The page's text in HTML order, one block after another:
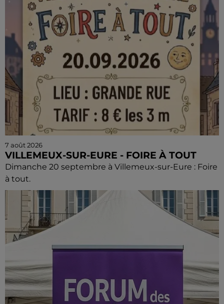
7 août 2026
VILLEMEUX-SUR-EURE - FOIRE À TOUT
Dimanche 20 septembre à Villemeux-sur-Eure : Foire
à tout.